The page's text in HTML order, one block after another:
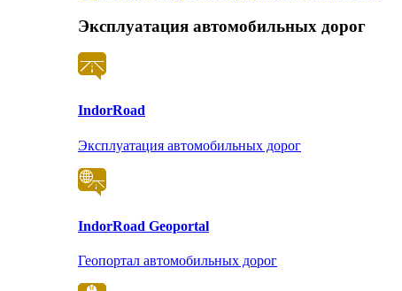
Эксплуатация автомобильных дорог
IndorRoad
Эксплуатация автомобильных дорог
IndorRoad Geoportal
Геопортал автомобильных дорог